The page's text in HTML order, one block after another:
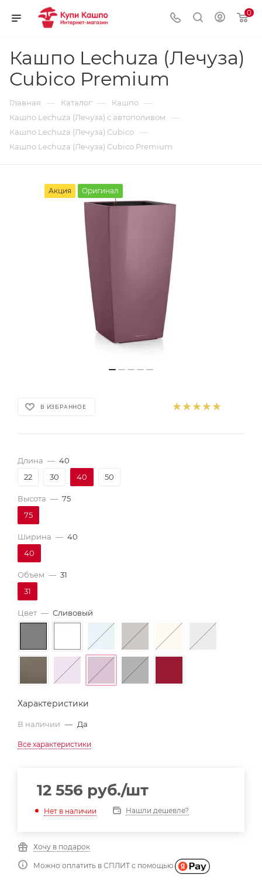
0
Кашпо Lechuza (Лечуза)
Cubico Premium
Главная — Каталог — Кашпо —
Кашпо Lechuza (Лечуза) с автополивом —
Кашпо Lechuza (Лечуза) Cubico —
Кашпо Lechuza (Лечуза) Cubico Premium
Акция Оригинал
В ИЗБРАННОЕ
Длина — 40
22
30 40 50
Высота — 75
75
Ширина — 40
40
Объем — 31
31
Цвет — Сливовый
Характеристики
В наличии — Да
Все характеристики
12 556 руб./шт
Нет в наличии Нашли дешевле?
Хочу в подарок
Можно оплатить в СПЛИТ с помощью